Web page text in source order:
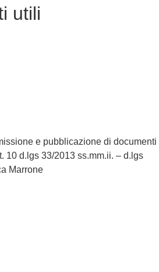
utili
e pubblicazione di documenti
10 d.lgs 33/2013 ss.mm.ii. – d.lgs
Marrone